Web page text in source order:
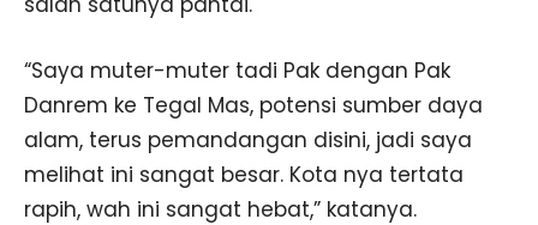
“Saya muter-muter tadi Pak dengan Pak
Danrem ke Tegal Mas, potensi sumber daya
alam, terus pemandangan disini, jadi saya
melihat ini sangat besar. Kota nya tertata
rapih, wah ini sangat hebat,” katanya.